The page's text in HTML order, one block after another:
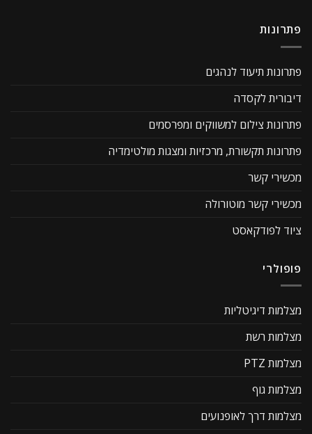
פתרונות
פתרונות תיעוד לנהגים
דיבורית לקסדה
פתרונות צילום למשווקים ומפרסמים
פתרונות תקשורת, מרכזיות ומצגות מולטימדיה
מכשירי קשר
מכשירי קשר מוטורולה
ציוד לפודקאסט
פופולרי
מצלמות דיגיטליות
מצלמות רשת
מצלמות PTZ
מצלמות גוף
מצלמות דרך לאופנועים